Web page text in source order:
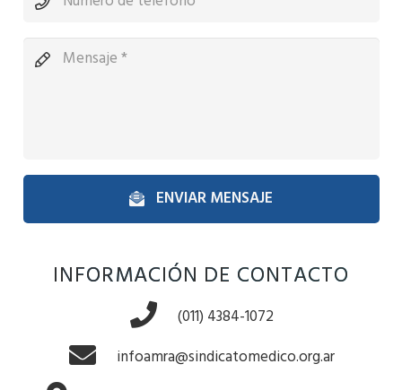
ENVIAR MENSAJE
INFORMACIÓN DE CONTACTO
(011) 4384-1072
infoamra@sindicatomedico.org.ar